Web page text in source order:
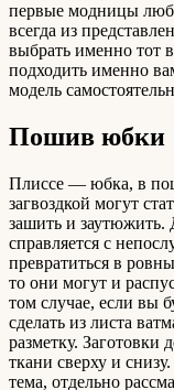
первые модницы
всегда из
выбрать именно тот
подходить именно
модель
Пошив юбки
Плиссе — юбка, в
загвоздкой могут
зашить и заутюжить.
справляется с
превратиться в
то они могут и
том случае, если вы
сделать из листа
разметку. Заготовки
ткани сверху и
тема, отдельно